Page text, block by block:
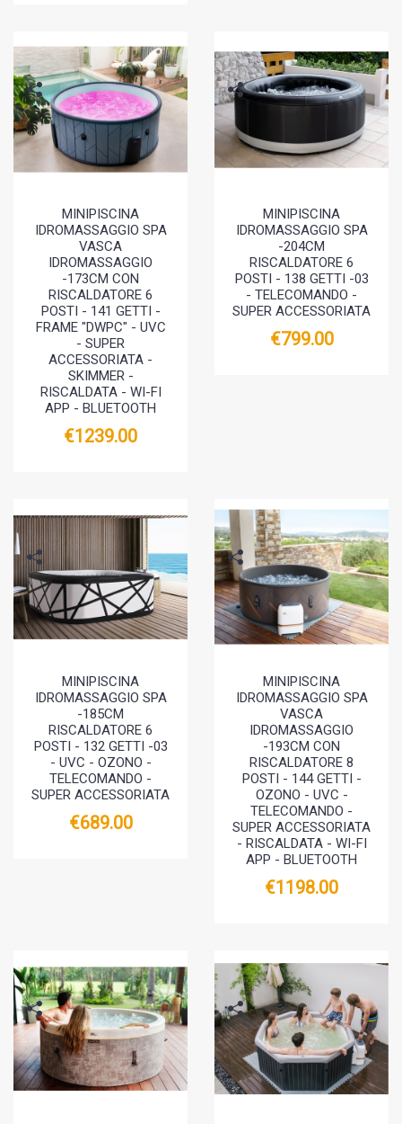
MINIPISCINA
IDROMASSAGGIO SPA
VASCA
IDROMASSAGGIO
-173CM CON
RISCALDATORE 6
POSTI - 141 GETTI -
FRAME "DWPC" - UVC
- SUPER
ACCESSORIATA -
SKIMMER -
RISCALDATA - WI-FI
APP - BLUETOOTH
€1239.00
MINIPISCINA
IDROMASSAGGIO SPA
-204CM
RISCALDATORE 6
POSTI - 138 GETTI -03
- TELECOMANDO -
SUPER ACCESSORIATA
€799.00
MINIPISCINA
IDROMASSAGGIO SPA
-185CM
RISCALDATORE 6
POSTI - 132 GETTI -03
- UVC - OZONO -
TELECOMANDO -
SUPER ACCESSORIATA
€689.00
MINIPISCINA
IDROMASSAGGIO SPA
VASCA
IDROMASSAGGIO
-193CM CON
RISCALDATORE 8
POSTI - 144 GETTI -
OZONO - UVC -
TELECOMANDO -
SUPER ACCESSORIATA
- RISCALDATA - WI-FI
APP - BLUETOOTH
€1198.00